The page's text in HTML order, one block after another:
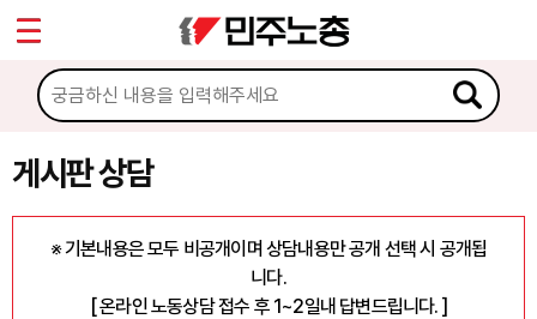
게시판 상담
※ 기본내용은 모두 비공개이며 상담내용만 공개 선택 시 공개됩
니다.
[ 온라인 노동상담 접수 후 1~2일내 답변드립니다. ]
마이페이지
소개
소식
게시판 상담